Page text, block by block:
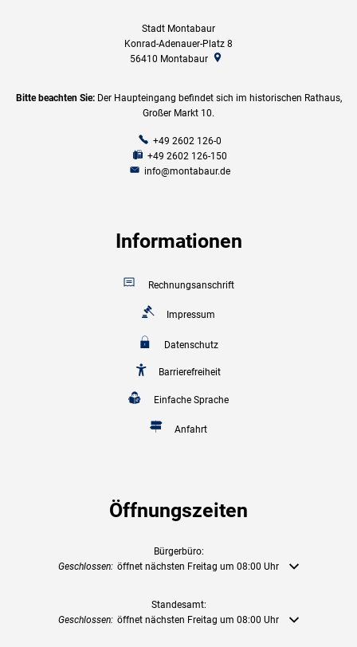
Stadt Montabaur
Konrad-Adenauer-Platz 8
56410 Montabaur
Bitte beachten Sie: Der Haupteingang befindet sich im historischen Rathaus,
Großer Markt 10.
+49 2602 126-0
+49 2602 126-150
info@montabaur.de
Informationen
Rechnungsanschrift
Impressum
Datenschutz
Barrierefreiheit
Einfache Sprache
Anfahrt
Öffnungszeiten
Bürgerbüro:
Klicken, um weitere Öffnungs- oder Schließzeiten auszublenden
Geschlossen: öffnet nächsten Freitag um 08:00 Uhr
Standesamt:
Klicken, um weitere Öffnungs- oder Schließzeiten auszublenden
Geschlossen: öffnet nächsten Freitag um 08:00 Uhr